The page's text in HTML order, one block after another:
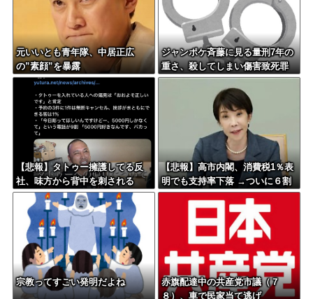
元いいとも青年隊、中居正広
の”素顔”を暴露
ジャンポケ斉藤に見る量刑7年の
重さ、殺してしまい傷害致死罪
を狙う方が量刑的には軽いと話
【悲報】タトゥー擁護してる反
社、味方から背中を刺される
【悲報】高市内閣、消費税1％表
明でも支持率下落 →ついに６割
割れ
宗教ってすごい発明だよね
赤旗配達中の共産党市議（７
８）、車で民家当て逃げ